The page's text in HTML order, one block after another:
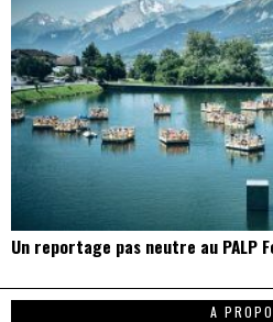
Un reportage pas neutre au PALP
A